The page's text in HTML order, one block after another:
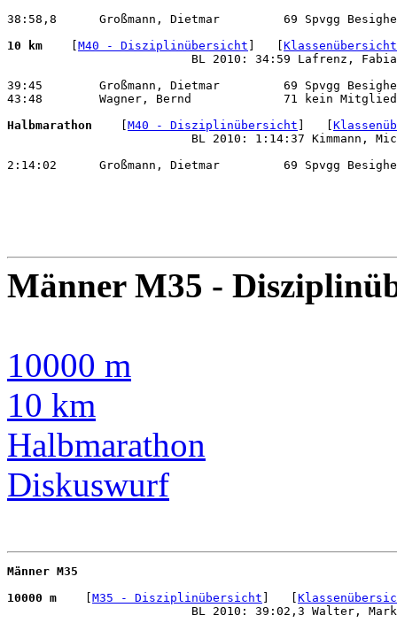
38:58,8      Großmann, Dietmar         69 Spvgg
10 km
M40 - Disziplinübersicht
Klassenübersicht
BL 2010: 34:59 Lafrenz,
39:45        Großmann, Dietmar         69 Spvgg
43:48        Wagner, Bernd             71 kein
Halbmarathon
M40 - Disziplinübersicht
BL 2010: 1:14:37 Kimmann,
2:14:02      Großmann, Dietmar         69 Spvgg
Männer M35 -
10000 m
10 km
Halbmarathon
Diskuswurf
Männer M35
10000 m
M35 - Disziplinübersicht
BL 2010: 39:02,3 Walter,